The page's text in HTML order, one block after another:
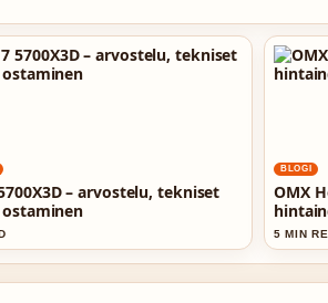
– arvostelu, tekniset
BLOGI
OMX
5 MIN